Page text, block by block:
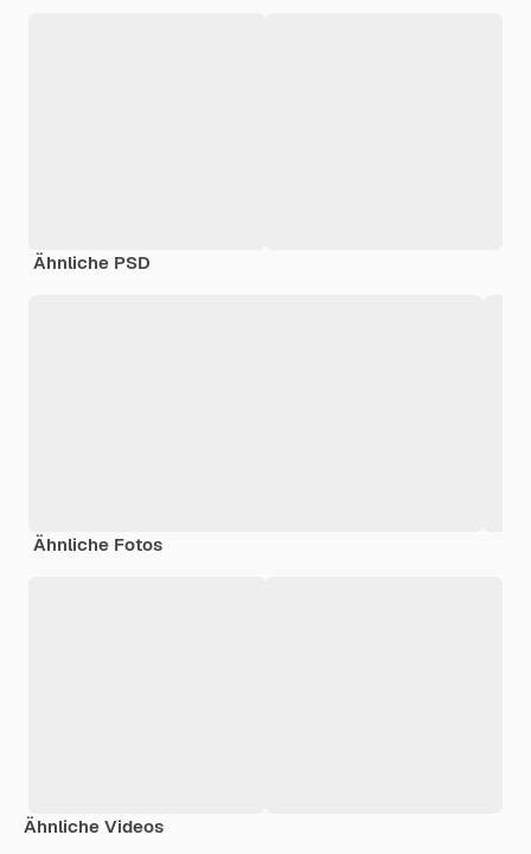
Ähnliche PSD
Ähnliche Fotos
Ähnliche Videos